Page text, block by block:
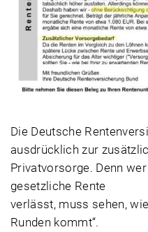
Die Deutsche
ausdrücklich zur
Privatvorsorge. Denn
gesetzliche Rente
verlässt, muss sehen,
Runden kommt“.